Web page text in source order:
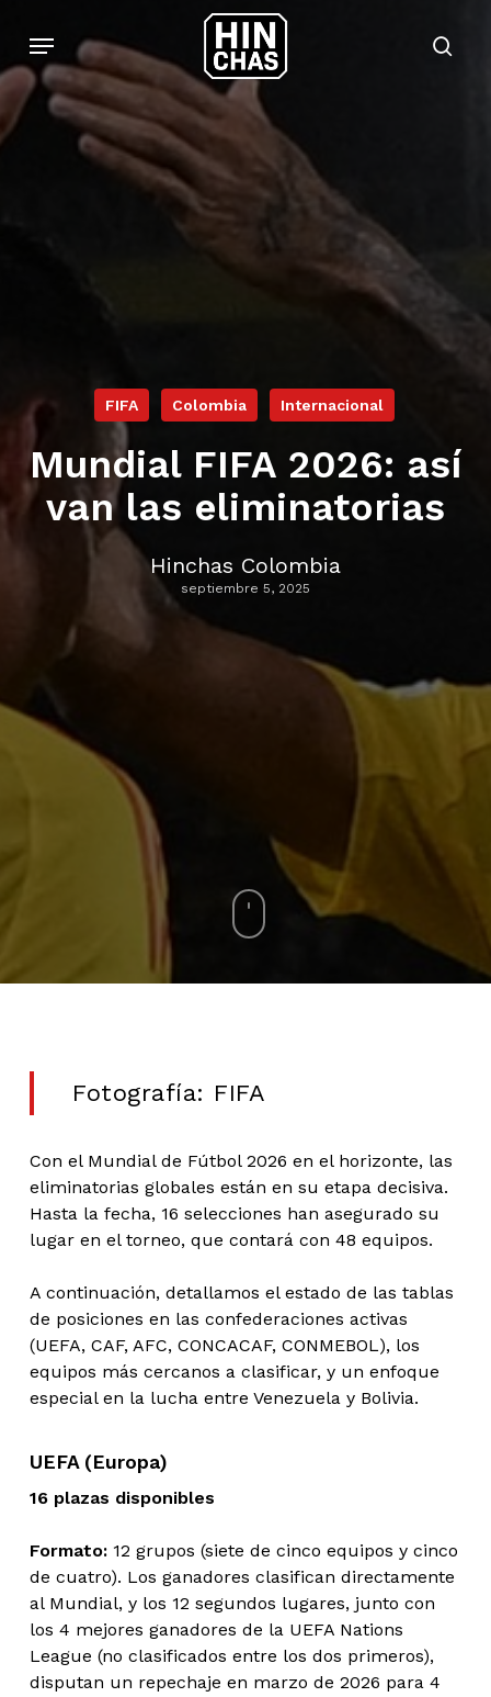
main
content
Menu
FIFA Colombia Internacional
Mundial FIFA 2026: así
van las eliminatorias
Hinchas Colombia
septiembre 5, 2025
Fotografía: FIFA
Con el Mundial de Fútbol 2026 en el horizonte, las
eliminatorias globales están en su etapa decisiva.
Hasta la fecha, 16 selecciones han asegurado su
lugar en el torneo, que contará con 48 equipos.
A continuación, detallamos el estado de las tablas
de posiciones en las confederaciones activas
(UEFA, CAF, AFC, CONCACAF, CONMEBOL), los
equipos más cercanos a clasificar, y un enfoque
especial en la lucha entre Venezuela y Bolivia.
UEFA (Europa)
16 plazas disponibles
Formato:12 grupos (siete de cinco equipos y cinco
de cuatro). Los ganadores clasifican directamente
al Mundial, y los 12 segundos lugares, junto con
los 4 mejores ganadores de la UEFA Nations
League (no clasificados entre los dos primeros),
disputan un repechaje en marzo de 2026 para 4